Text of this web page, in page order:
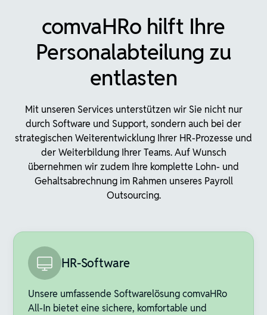
comvaHRo hilft Ihre
Personalabteilung zu
entlasten
Mit unseren Services unterstützen wir Sie nicht nur
durch Software und Support, sondern auch bei der
strategischen Weiterentwicklung Ihrer HR-Prozesse und
der Weiterbildung Ihrer Teams. Auf Wunsch
übernehmen wir zudem Ihre komplette Lohn- und
Gehaltsabrechnung im Rahmen unseres Payroll
Outsourcing.
HR-Software
Unsere umfassende Softwarelösung comvaHRo
All-In bietet eine sichere, komfortable und